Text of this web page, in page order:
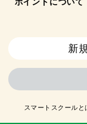
新
スマートスクールと